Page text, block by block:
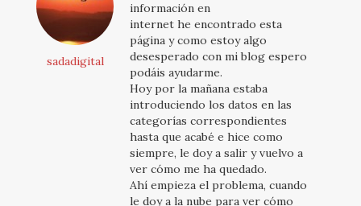
sadadigital
información en
internet he encontrado esta
página y como estoy algo
desesperado con mi blog espero
podáis ayudarme.
Hoy por la mañana estaba
introduciendo los datos en las
categorías correspondientes
hasta que acabé e hice como
siempre, le doy a salir y vuelvo a
ver cómo me ha quedado.
Ahí empieza el problema, cuando
le doy a la nube para ver cómo